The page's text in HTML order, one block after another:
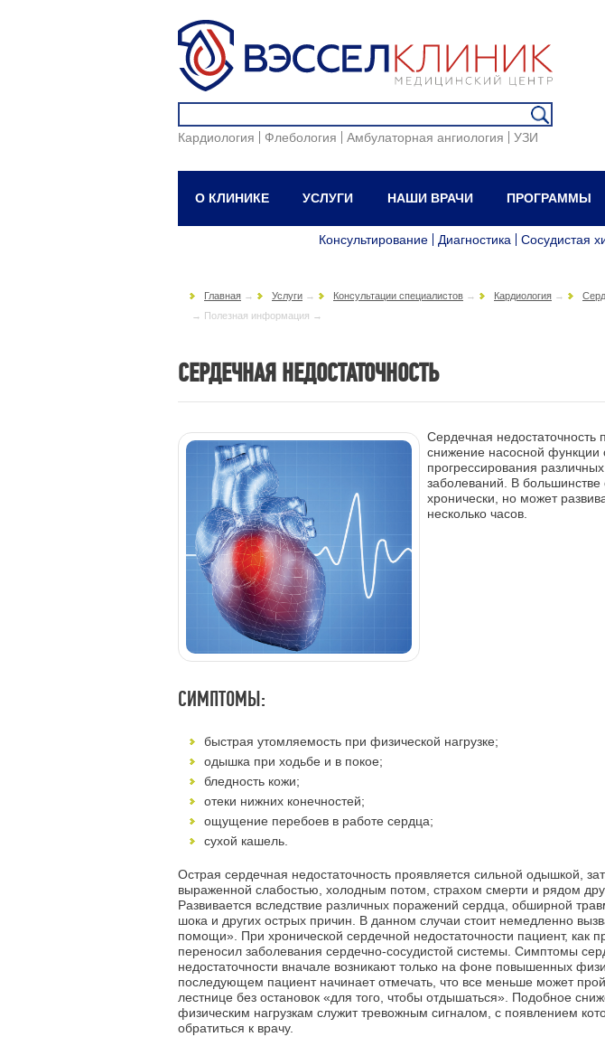
Кардиология Флебология Амбулаторная ангиология УЗИ
О КЛИНИКЕ УСЛУГИ НАШИ ВРАЧИ ПРОГРАММЫ
Консультирование Диагностика Сосудистая
Главная → Услуги → Консультации специалистов → Кардиология →
→ Полезная информация →
СЕРДЕЧНАЯ НЕДОСТАТОЧНОСТЬ
Сердечная недостаточность
снижение насосной функции
прогрессирования
заболеваний. В большинстве
хронически, но может
несколько часов.
СИМПТОМЫ:
быстрая утомляемость при физической нагрузке;
одышка при ходьбе и в покое;
бледность кожи;
отеки нижних конечностей;
ощущение перебоев в работе сердца;
сухой кашель.
Острая сердечная недостаточность проявляется сильной одышкой,
выраженной слабостью, холодным потом, страхом смерти и рядом
Развивается вследствие различных поражений сердца, обширной
шока и других острых причин. В данном случаи стоит немедленно
помощи». При хронической сердечной недостаточности пациент, как
переносил заболевания сердечно-сосудистой системы. Симптомы
недостаточности вначале возникают только на фоне повышенных
последующем пациент начинает отмечать, что все меньше может
лестнице без остановок «для того, чтобы отдышаться». Подобное
физическим нагрузкам служит тревожным сигналом, с появлением
обратиться к врачу.